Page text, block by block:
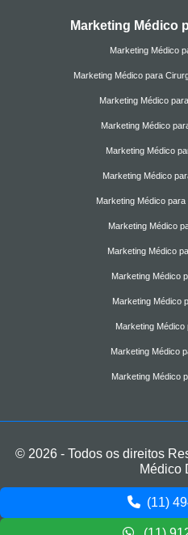
Marketing Médico
Marketing Médico
Marketing Médico para
Marketing Médico
Marketing Médico
Marketing Médico
Marketing Médico
Marketing Médico
Marketing Médico
Marketing Médico
Marketing Médico
Marketing Médico
Marketing Médico
Marketing Médico
Marketing Médico
© 2026 - Todos os direitos
Médico
(11) 91232-6610
(11)